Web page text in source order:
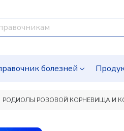
болезней
РОДИОЛЫ РОЗОВОЙ КОРНЕВИЩА И